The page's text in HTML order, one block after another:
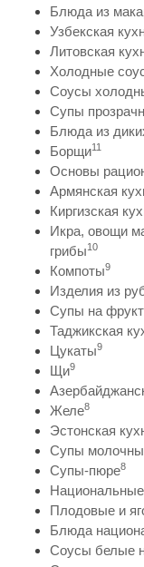
Блюда из
Узбекская
Литовская
Холодные
Соусы
Супы
Блюда из
Борщи11
Основы
Армянская
Киргизская
Икра, овощи
грибы10
Компоты9
Изделия из
Супы на
Таджикская
Цукаты9
Щи9
Желе8
Эстонская
Супы
Супы-пюре8
Плодовые и
Блюда
Соусы белые